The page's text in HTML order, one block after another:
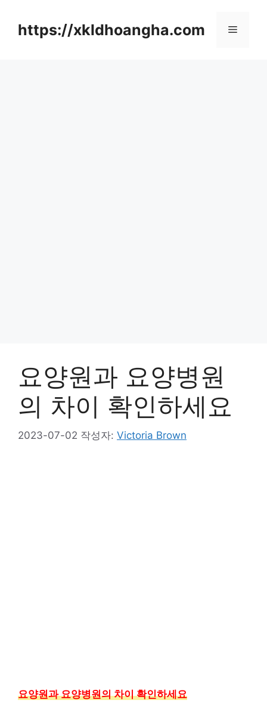
https://xkldhoangha.com 메
요양원과 요양병원
의 차이 확인하세요
2023-07-02 작성자: Victoria Brown
요양원과 요양병원의 차이 확인하세요